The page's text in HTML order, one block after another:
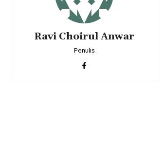
Ravi Choirul Anwar
Penulis